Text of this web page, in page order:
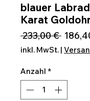
blauer
Karat
233,00 €
inkl. MwSt. |
Anzahl *